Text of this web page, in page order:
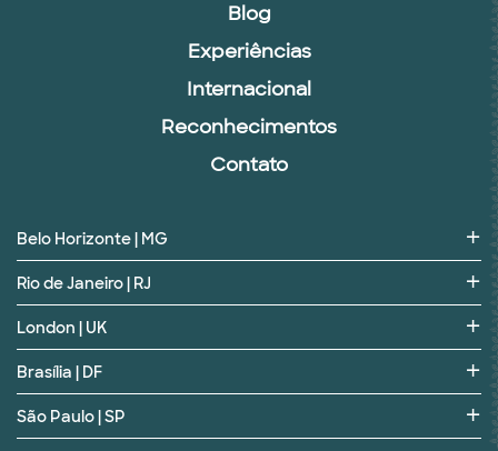
Blog
Experiências
Internacional
Reconhecimentos
Contato
Belo Horizonte | MG
Rio de Janeiro | RJ
London | UK
Brasília | DF
São Paulo | SP